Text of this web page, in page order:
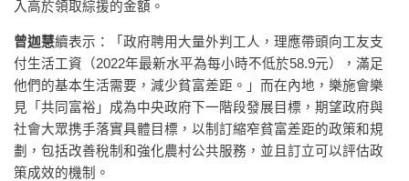
入高於領取綜援的金額。
曾迦慧續表示：「政府聘用大量外判工人，理應帶頭向工友支
付生活工資（2022年最新水平為每小時不低於58.9元），滿足
他們的基本生活需要，減少貧富差距。」而在內地，樂施會樂
見「共同富裕」成為中央政府下一階段發展目標，期望政府與
社會大眾携手落實具體目標，以制訂縮窄貧富差距的政策和規
劃，包括改善稅制和強化農村公共服務，並且訂立可以評估政
策成效的機制。